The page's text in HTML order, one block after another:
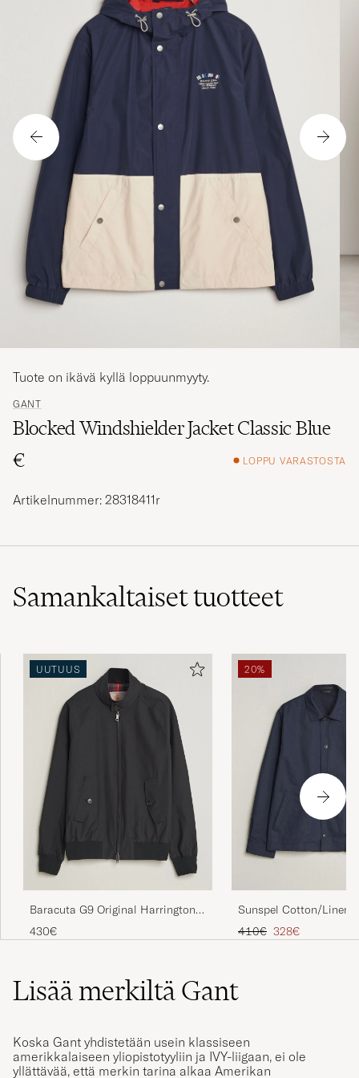
GANT
Blocked Windshielder Jacket Classic Blue
€
LOPPU VARASTOSTA
Tuote on ikävä kyllä loppuunmyyty.
Artikelnummer: 28318411r
Samankaltaisettuotteet
UUTUUS
Baracuta G9 Original Harrington
Jacket Dark Navy
430€
20%
Sunspel Cotton/Linen
Tavallinen hinta
410€ Alennettu hinta
328€
Lisää merkiltä Gant
Koska Gant yhdistetään usein klassiseen
amerikkalaiseen yliopistotyyliin ja IVY-liigaan, ei ole
yllättävää, että merkin tarina alkaa Amerikan